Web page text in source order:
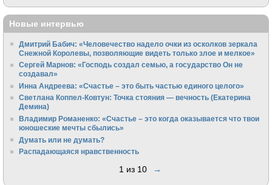
Новые интервью
Дмитрий Бабич: «Человечество надело очки из осколков зеркала
Снежной Королевы, позволяющие видеть только злое и мелкое»
Сергей Марнов: «Господь создал семью, а государство Он не
создавал»
Инна Андреева: «Счастье – это быть частью единого целого»
Светлана Коппел-Ковтун: Точка стояния — вечность (Екатерина
Демина)
Владимир Романенко: «Счастье – это когда оказывается что твои
юношеские мечты сбылись»
Думать или не думать?
Распадающаяся нравственность
1 из 10 →